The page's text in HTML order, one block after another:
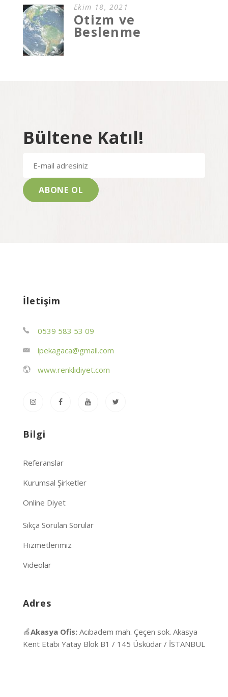
Ekim 18, 2021
Otizm ve
Beslenme
Bültene Katıl!
İletişim
0539 583 53 09
ipekagaca@gmail.com
www.renklidiyet.com
Bilgi
Referanslar
Kurumsal Şirketler
Online Diyet
Sıkça Sorulan Sorular
Hizmetlerimiz
Videolar
Adres
🍏Akasya Ofis: Acıbadem mah. Çeçen sok. Akasya
Kent Etabı Yatay Blok B1 / 145 Üsküdar / İSTANBUL